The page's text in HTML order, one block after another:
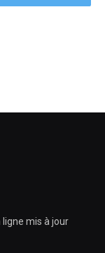
mis à jour